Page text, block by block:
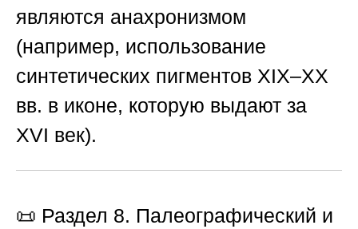
являются анахронизмом
(например, использование
синтетических пигментов XIX–XX
вв. в иконе, которую выдают за
XVI век).
📜 Раздел 8. Палеографический и